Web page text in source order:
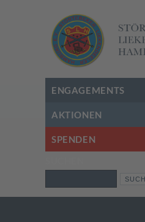
ENGAGEMENTS
AKTIONEN
SPENDEN